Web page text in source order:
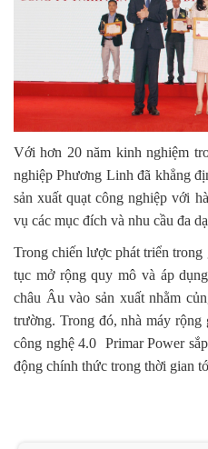
Với hơn 20 năm kinh nghiệm
nghiệp Phương Linh đã khẳng
sản xuất quạt công nghiệp với
vụ các mục đích và nhu cầu đa
Trong chiến lược phát triển
tục mở rộng quy mô và áp
châu Âu vào sản xuất nhằm
trường. Trong đó, nhà máy rộng
công nghệ 4.0 Primar Power
động chính thức trong thời gian